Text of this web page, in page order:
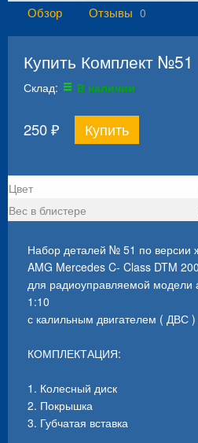
Обзор Отзывы 0
Купить Комплект №51
Склад: В наличии
250 ₽
Цвет
Вес в блистере
Набор деталей № 51 по версии
AMG Mercedes C- Class DTM
для радиоуправляемой модели
1:10
с калильным двигателем ( ДВС
КОМПЛЕКТАЦИЯ:
1. Колесный диск
2. Покрышка
3. Губчатая вставка